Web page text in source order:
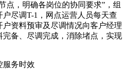
点，明确各岗位的协同要求”，组
尽调T-1，网点运营人员每天查
资料预审及尽调情况向客户经理
备、尽调完成，消除堵点，实现
服务时效